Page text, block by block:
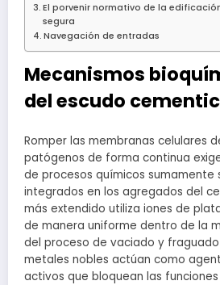
El porvenir normativo de la
segura
Navegación de entradas
Mecanismos
del escudo
Romper las membranas celulares
patógenos de forma continua
de procesos químicos sumamente
integrados en los agregados del
más extendido utiliza iones de
de manera uniforme dentro de la
del proceso de vaciado y fraguado
metales nobles actúan como
activos que bloquean las